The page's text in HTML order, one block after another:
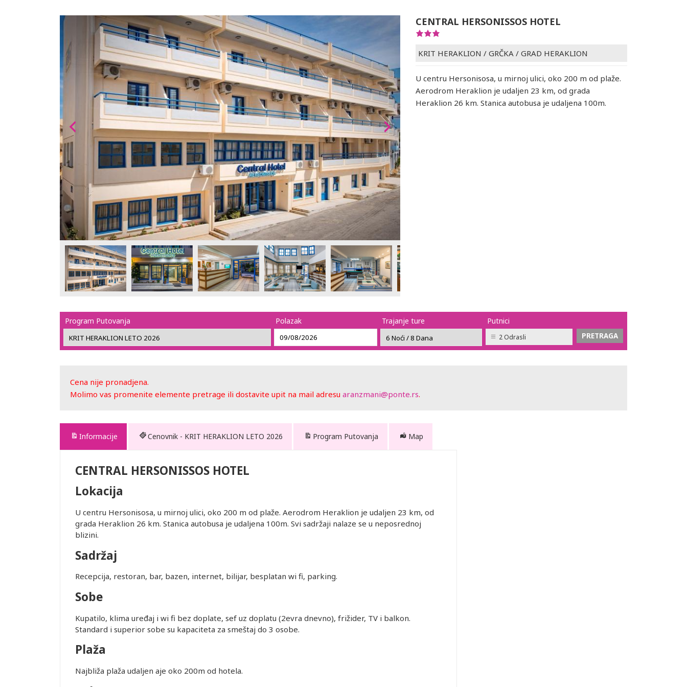
CENTRAL HERSONISSOS HOTEL
KRIT HERAKLION / GRČKA / GRAD HERAKLION
U centru Hersonisosa, u mirnoj ulici, oko 200 m od plaže.
Aerodrom Heraklion je udaljen 23 km, od grada
Heraklion 26 km. Stanica autobusa je udaljena 100m.
Program Putovanja Polazak Trajanje ture Putnici
2 Odrasli
Cena nije pronadjena.
Molimo vas promenite elemente pretrage ili dostavite upit na mail adresu aranzmani@ponte.rs.
Informacije Cenovnik - KRIT HERAKLION LETO 2026 Program Putovanja Map
CENTRAL HERSONISSOS HOTEL
Lokacija
U centru Hersonisosa, u mirnoj ulici, oko 200 m od plaže. Aerodrom Heraklion je udaljen 23 km, od
grada Heraklion 26 km. Stanica autobusa je udaljena 100m. Svi sadržaji nalaze se u neposrednoj
blizini.
Sadržaj
Recepcija, restoran, bar, bazen, internet, bilijar, besplatan wi fi, parking.
Sobe
Kupatilo, klima uređaj i wi fi bez doplate, sef uz doplatu (2evra dnevno), frižider, TV i balkon.
Standard i superior sobe su kapaciteta za smeštaj do 3 osobe.
Plaža
Najbliža plaža udaljen aje oko 200m od hotela.